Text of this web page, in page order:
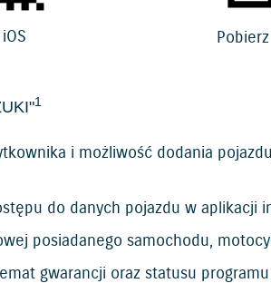
1
i możliwość dodania
do danych pojazdu w aplikacji
posiadanego samochodu,
gwarancji oraz statusu programu